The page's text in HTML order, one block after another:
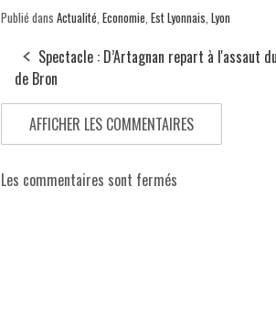
Publié dans Actualité, Economie, Est Lyonnais, Lyon
Spectacle : D’Artagnan repart à l'assaut
de Bron
AFFICHER LES COMMENTAIRES
Les commentaires sont fermés